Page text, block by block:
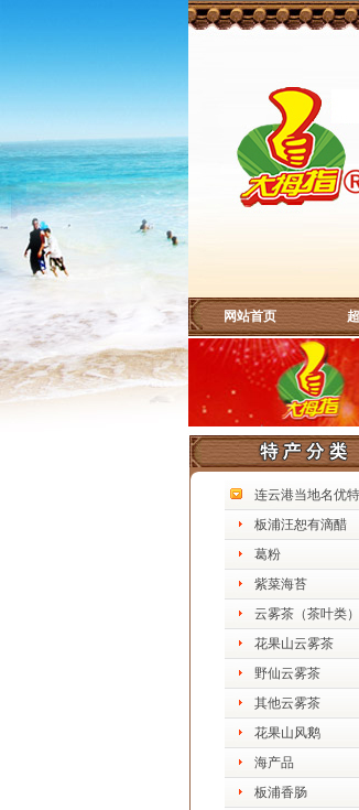
网站首页
连云港当地名优
板浦汪恕有滴醋
葛粉
紫菜海苔
云雾茶（茶叶类）
花果山云雾茶
野仙云雾茶
其他云雾茶
花果山风鹅
海产品
板浦香肠